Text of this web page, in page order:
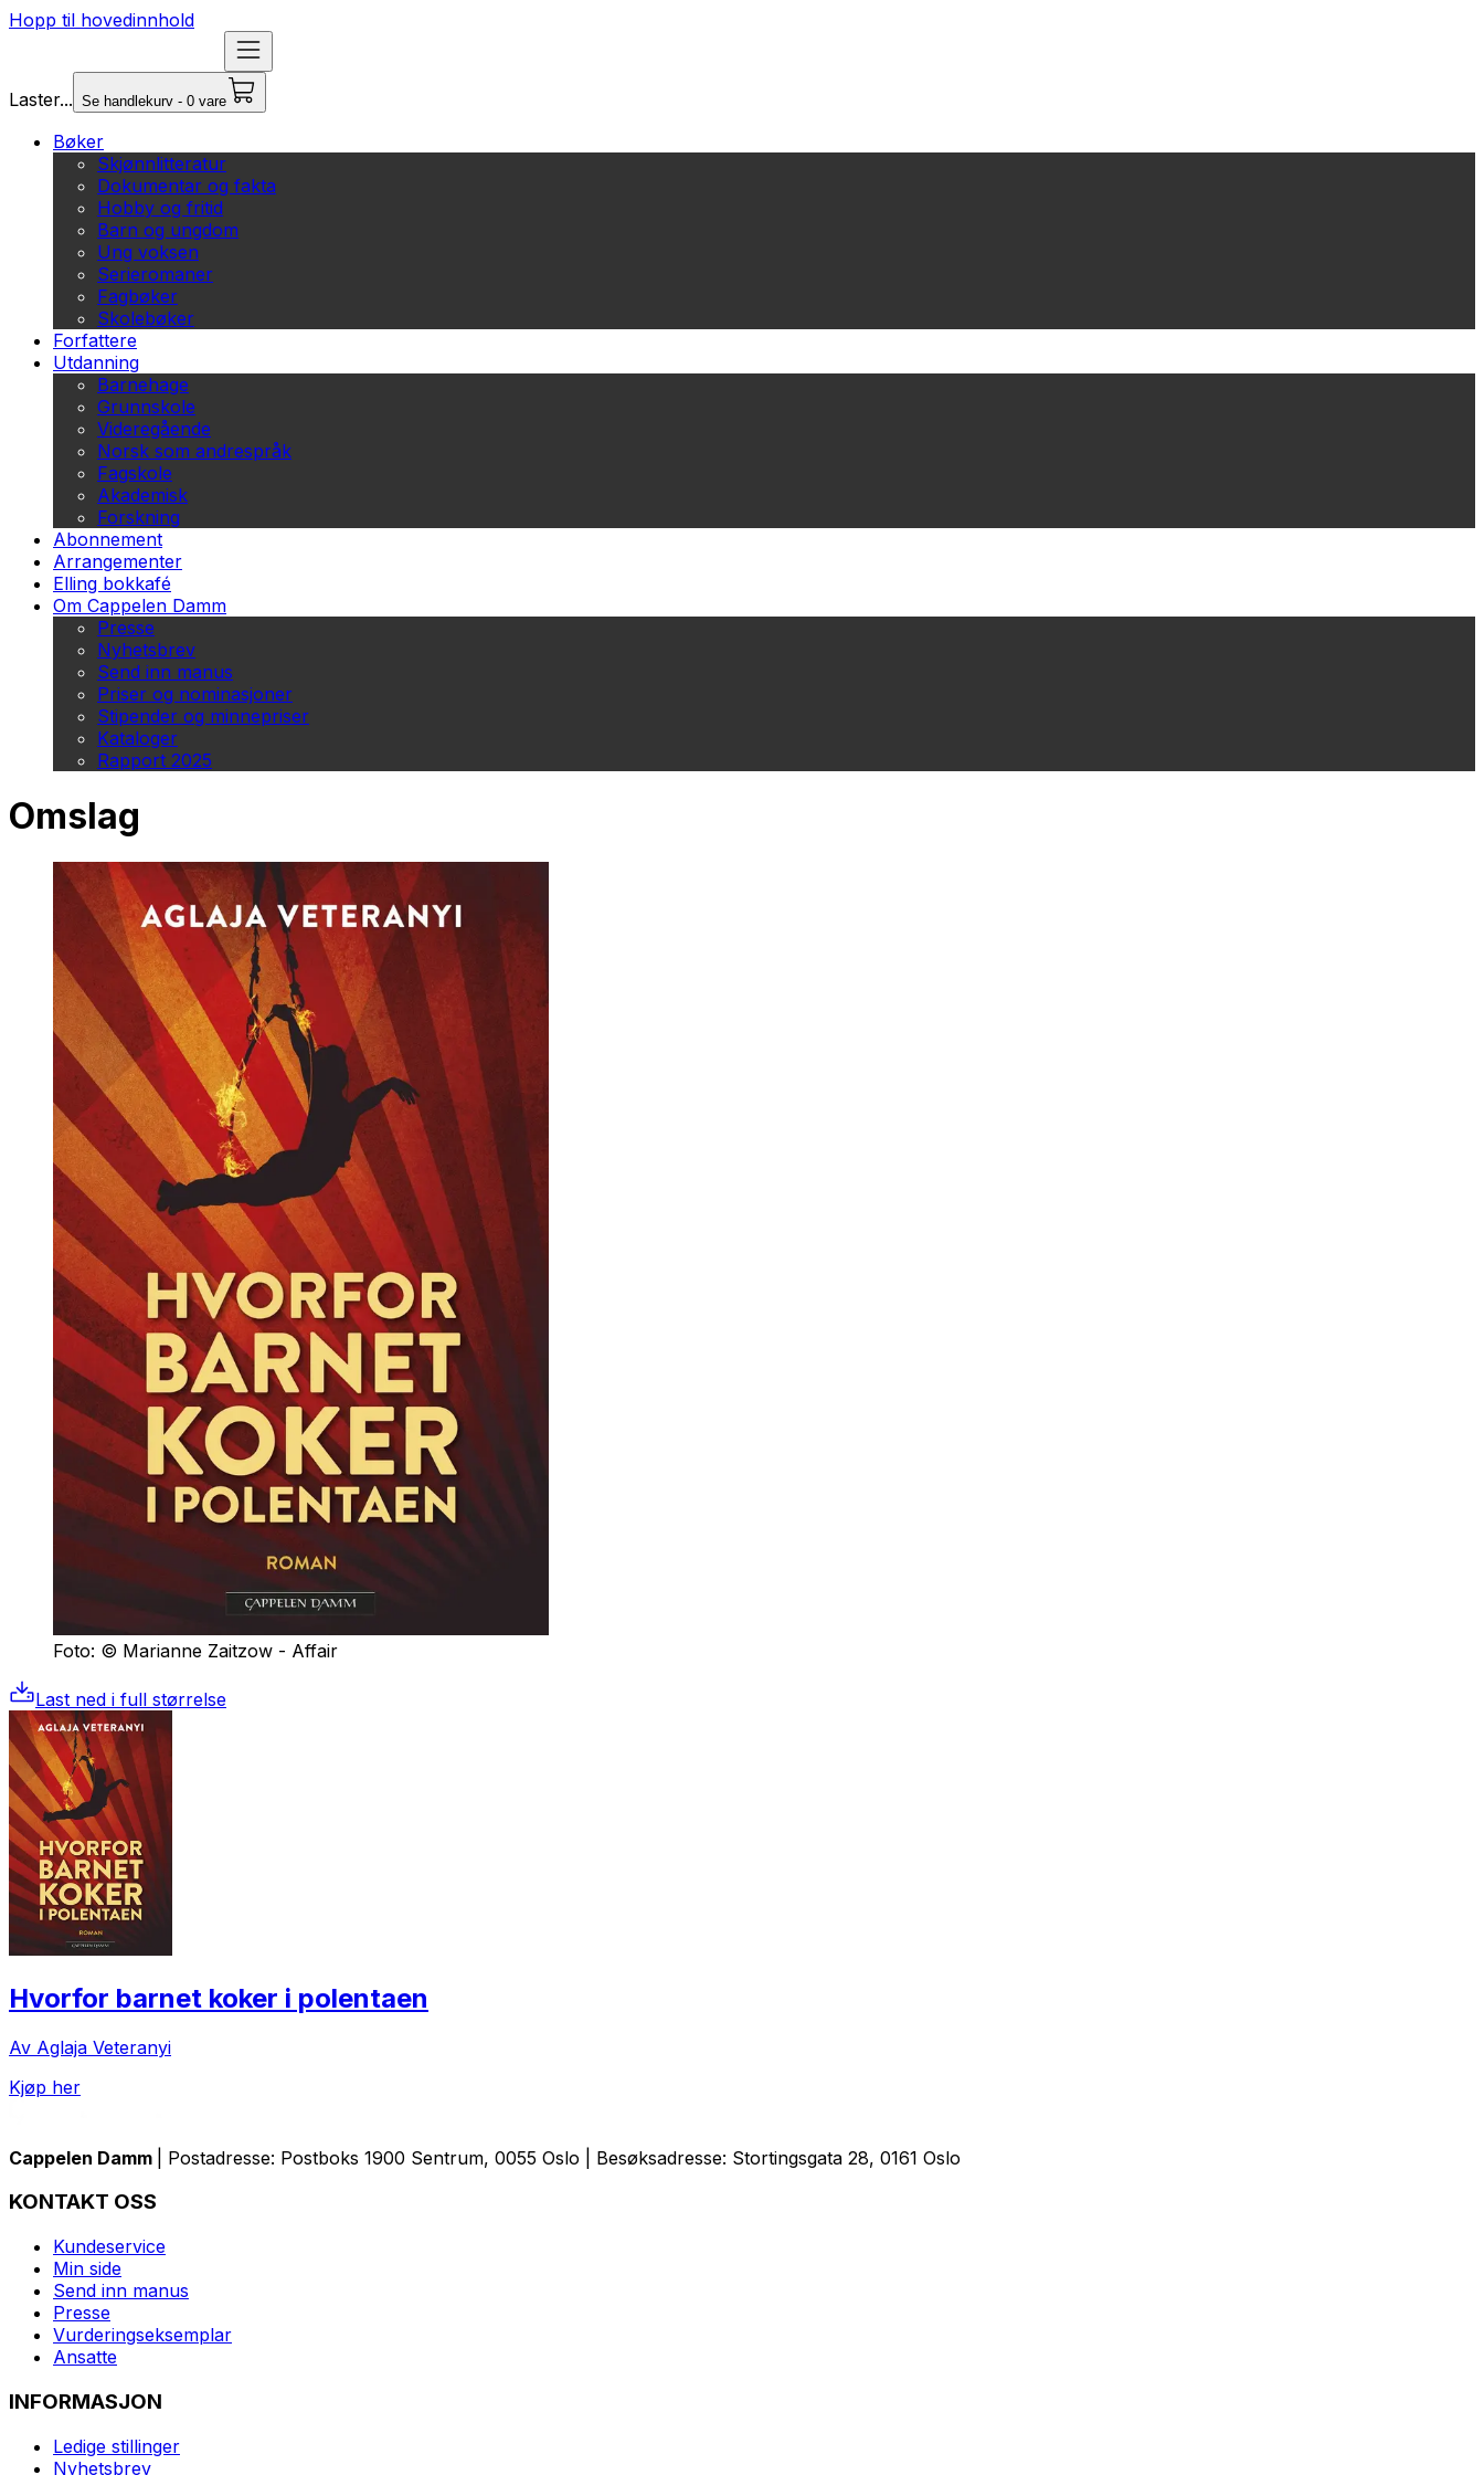
Hopp til hovedinnhold
Laster... Se handlekurv - 0 vare
Bøker
Skjønnlitteratur
Dokumentar og fakta
Hobby og fritid
Barn og ungdom
Ung voksen
Serieromaner
Fagbøker
Skolebøker
Forfattere
Utdanning
Barnehage
Grunnskole
Videregående
Norsk som andrespråk
Fagskole
Akademisk
Forskning
Abonnement
Arrangementer
Elling bokkafé
Om Cappelen Damm
Presse
Nyhetsbrev
Send inn manus
Priser og nominasjoner
Stipender og minnepriser
Kataloger
Rapport 2025
Omslag
Foto: © Marianne Zaitzow - Affair
Last ned i full størrelse
Hvorfor barnet koker i polentaen
Av Aglaja Veteranyi
Kjøp her
Cappelen Damm | Postadresse: Postboks 1900 Sentrum, 0055 Oslo | Besøksadresse: Stortingsgata 28, 0161 Oslo
KONTAKT OSS
Kundeservice
Min side
Send inn manus
Presse
Vurderingseksemplar
Ansatte
INFORMASJON
Ledige stillinger
Nyhetsbrev